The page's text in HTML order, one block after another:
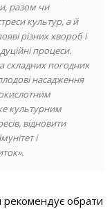
разом чи
культур, а й
різних хвороб і
процеси.
складних погодних
насадження
культурним
відновити
і
рекомендує обрати